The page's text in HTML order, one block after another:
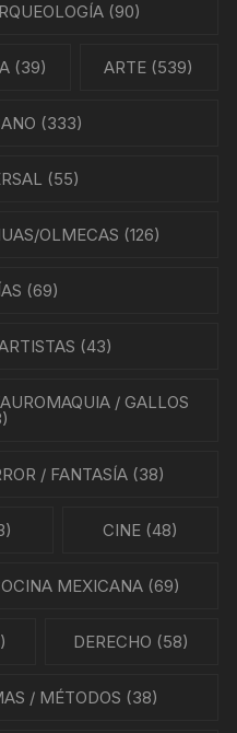
(90)
(39) ARTE (539)
(333)
(55)
OLMECAS (126)
(69)
(43)
/ GALLOS
/ FANTASÍA(38)
CINE(48)
MEXICANA (69)
DERECHO (58)
/ MÉTODOS (38)